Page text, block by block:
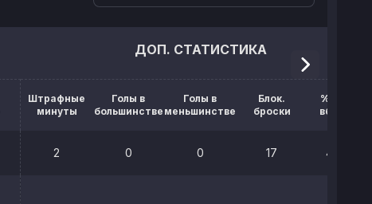
ДОП. СТАТИСТИКА
Штрафные
минуты
Голы в
большинстве
Голы в
меньшинстве
Блок.
броски
% выигр.
вбрасыв.
2 0 0 17 48.8%